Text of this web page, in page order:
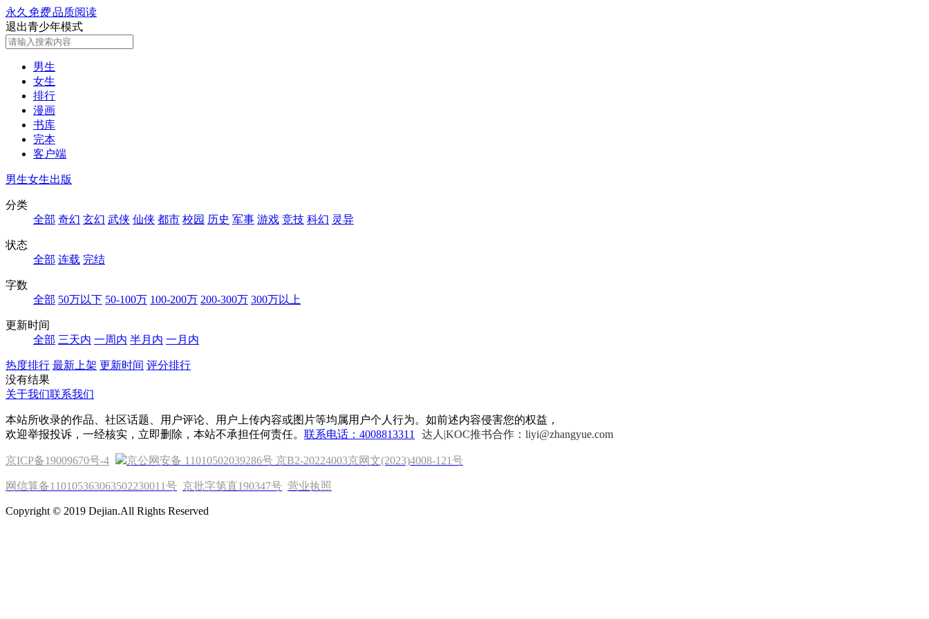
永久 免费品质阅读
退出青少年模式
男生
女生
排行
漫画
书库
完本
客户端
男生女生出版
分类
全部 奇幻 玄幻 武侠 仙侠 都市 校园 历史 军事 游戏 竞技 科幻 灵异
状态
全部 连载 完结
字数
全部 50万以下 50-100万 100-200万 200-300万 300万以上
更新时间
全部 三天内 一周内 半月内 一月内
热度排行 最新上架 更新时间 评分排行
没有结果
关于我们联系我们
本站所收录的作品、社区话题、用户评论、用户上传内容或图片等均属用户个人行为。如前述内容侵害您的权益，
欢迎举报投诉，一经核实，立即删除，本站不承担任何责任。 联系电话：4008813311 达人|KOC推书合作：liyi@zhangyue.com
京ICP备19009670号-4 京公网安备 11010502039286号 京B2-20224003京网文(2023)4008-121号
网信算备110105363063502230011号 京批字第直190347号 营业执照
Copyright © 2019 Dejian.All Rights Reserved